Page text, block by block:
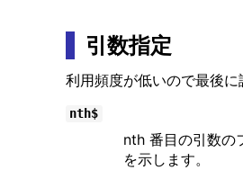
引数指定
利用頻度が低いので最後に
nth$
nth 番目の引数の
を示します。